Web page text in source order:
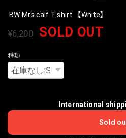
BW Mrs.calf T-shirt 【White】
¥6,200 SOLD OUT
種類
International
Sold